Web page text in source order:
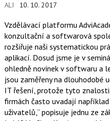
ALI 10. 10. 2017
Vzdělávací platformu
konzultační a softwarová
rozšiřuje naši systematickou
aplikací. Dosud jsme je v
ohledně novinek v softwaru a
jsou zaměřeny na dlouhodobé
IT řešení, protože tyto
firmách často uvadají
uživatelů,“ popisuje jednu ze